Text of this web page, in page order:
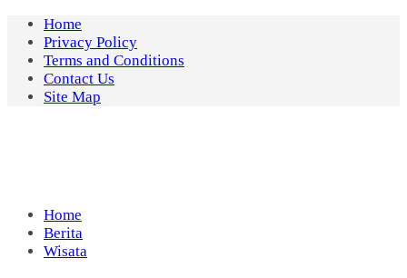
Skip
content
Home
Privacy Policy
Terms and Conditions
Contact Us
Site Map
Home
Berita
Wisata